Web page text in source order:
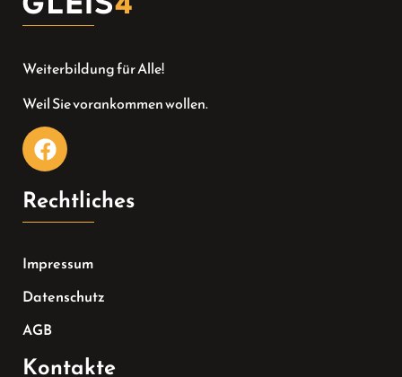
Weiterbildung für Alle!
Weil Sie vorankommen wollen.
Rechtliches
Impressum
Datenschutz
AGB
Kontakte